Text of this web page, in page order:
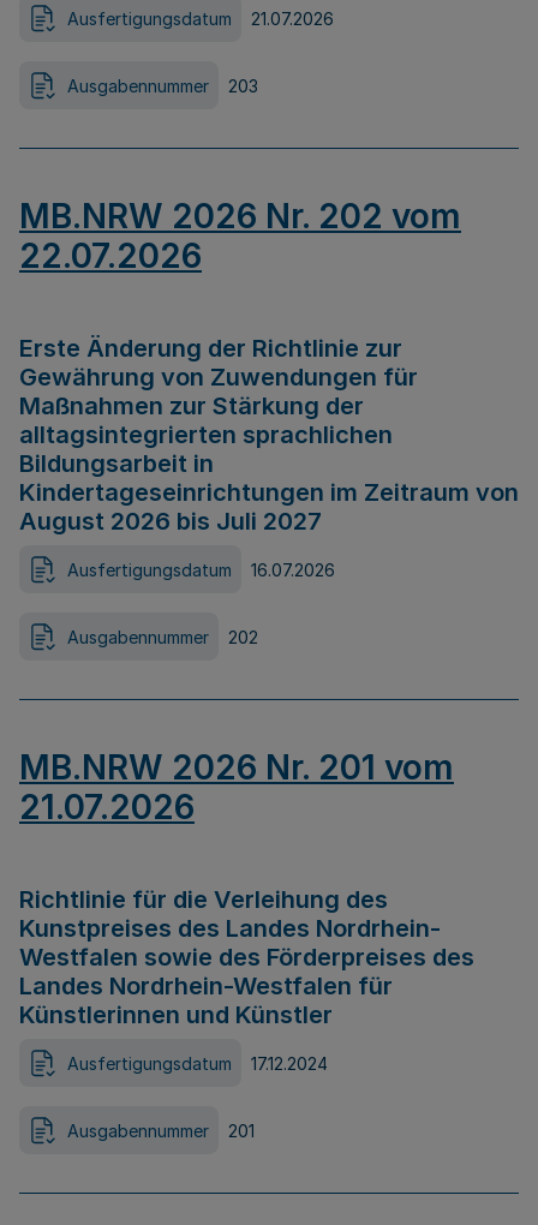
Ausfertigungsdatum 21.07.2026
Ausgabennummer 203
MB.NRW 2026 Nr. 202 vom
22.07.2026
Erste Änderung der Richtlinie zur
Gewährung von Zuwendungen für
Maßnahmen zur Stärkung der
alltagsintegrierten sprachlichen
Bildungsarbeit in
Kindertageseinrichtungen im Zeitraum von
August 2026 bis Juli 2027
Ausfertigungsdatum 16.07.2026
Ausgabennummer 202
MB.NRW 2026 Nr. 201 vom
21.07.2026
Richtlinie für die Verleihung des
Kunstpreises des Landes Nordrhein-
Westfalen sowie des Förderpreises des
Landes Nordrhein-Westfalen für
Künstlerinnen und Künstler
Ausfertigungsdatum 17.12.2024
Ausgabennummer 201